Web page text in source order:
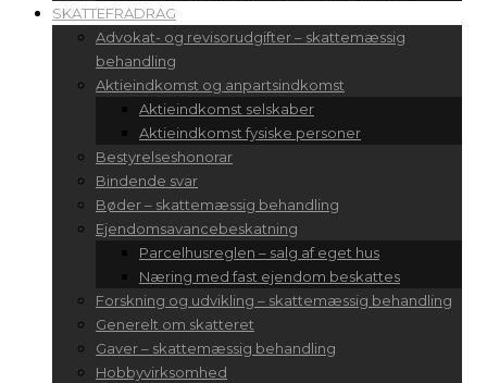
SKATTEFRADRAG
Advokat- og revisorudgifter – skattemæssig
behandling
Aktieindkomst og anpartsindkomst
Aktieindkomst selskaber
Aktieindkomst fysiske personer
Bestyrelseshonorar
Bindende svar
Bøder – skattemæssig behandling
Ejendomsavancebeskatning
Parcelhusreglen – salg af eget hus
Næring med fast ejendom beskattes
Forskning og udvikling – skattemæssig behandling
Generelt om skatteret
Gaver – skattemæssig behandling
Hobbyvirksomhed